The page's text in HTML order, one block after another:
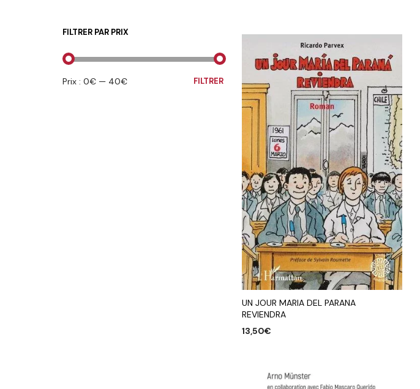
FILTRER PAR PRIX
PRIX
PRIX
FILTRER
Prix : 0€ — 40€
UN JOUR MARIA DEL PARANA
REVIENDRA
13,50€